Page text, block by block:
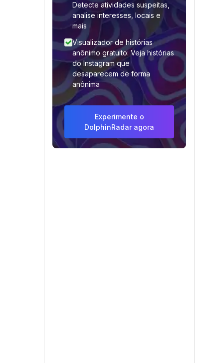
Detecte atividades suspeitas,
analise interesses, locais e
mais
Visualizador de histórias
anônimo gratuito: Veja histórias
do Instagram que
desaparecem de forma
anônima
Experimente o
DolphinRadar agora